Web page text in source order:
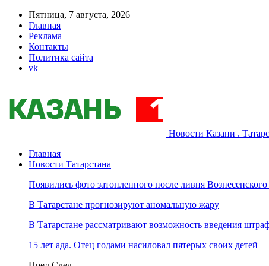
Пятница, 7 августа, 2026
Главная
Реклама
Контакты
Политика сайта
vk
Новости Казани .
Главная
Новости Татарстана
Появились фото затопленного после ливня Вознесенского
В Татарстане прогнозируют аномальную жару
В Татарстане рассматривают возможность введения
15 лет ада. Отец годами насиловал пятерых своих детей